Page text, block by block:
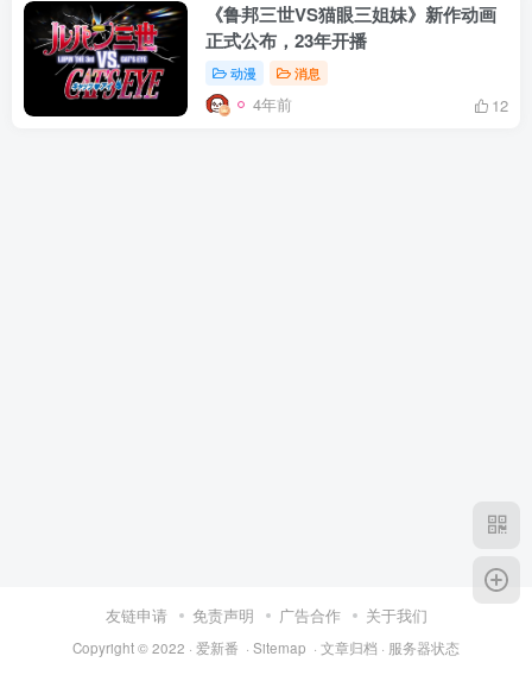
《鲁邦三世VS猫眼三姐妹》新作动画
正式公布，23年开播
动漫 消息
4年前 12
友链申请 免责声明 广告合作 关于我们
Copyright © 2022 · 爱新番 · Sitemap · 文章归档 · 服务器状态